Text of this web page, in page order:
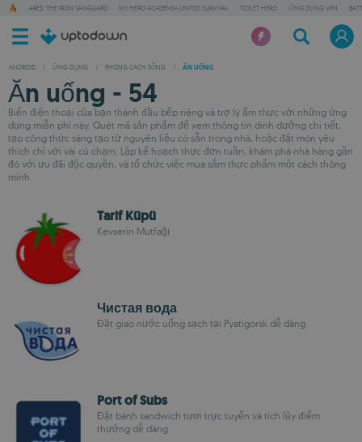
ARES: THE IRON VANGUARD MY HERO ACADEMIA UNITED SURVIVAL TICKET HERO ỨNG DỤNG VPN
ANDROID / ỨNG DỤNG / PHONG CÁCH SỐNG / ĂN UỐNG
Ăn uống - 54
Biến điện thoại của bạn thành đầu bếp riêng và trợ lý ẩm thực với những ứng
dụng miễn phí này. Quét mã sản phẩm để xem thông tin dinh dưỡng chi tiết,
tạo công thức sáng tạo từ nguyên liệu có sẵn trong nhà, hoặc đặt món yêu
thích chỉ với vài cú chạm. Lập kế hoạch thực đơn tuần, khám phá nhà hàng gần
đó với ưu đãi độc quyền, và tổ chức việc mua sắm thực phẩm một cách thông
minh.
Tarif Küpü
Kevserin Mutfağı
Чистая вода
Đặt giao nước uống sạch tại Pyatigorsk dễ dàng
Port of Subs
Đặt bánh sandwich tươi trực tuyến và tích lũy điểm
thưởng dễ dàng